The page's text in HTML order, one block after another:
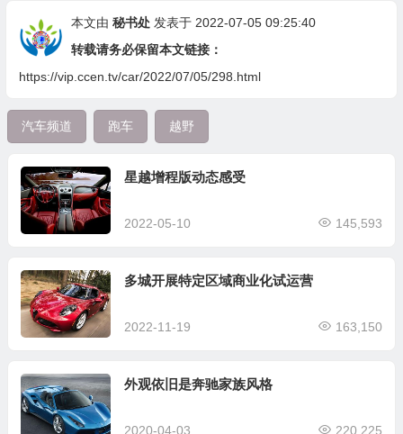
本文由 秘书处发表于 2022-07-05 09:25:40
转载请务必保留本文链接：
https://vip.ccen.tv/car/2022/07/05/298.html
汽车频道 跑车 越野
星越增程版动态感受
2022-05-10 145,593
多城开展特定区域商业化试运营
2022-11-19 163,150
外观依旧是奔驰家族风格
2020-04-03 220,225